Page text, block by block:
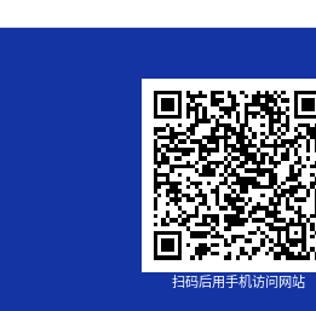
扫码后用手机访问网站